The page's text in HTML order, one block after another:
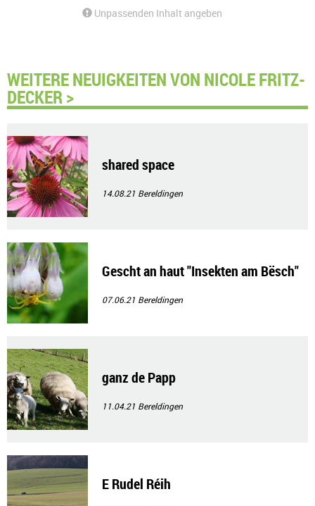
Unpassenden Inhalt angeben
WEITERE NEUIGKEITEN VON NICOLE FRITZ-
DECKER >
shared space
14.08.21 Bereldingen
Gescht an haut "Insekten am Bësch"
07.06.21 Bereldingen
ganz de Papp
11.04.21 Bereldingen
E Rudel Réih